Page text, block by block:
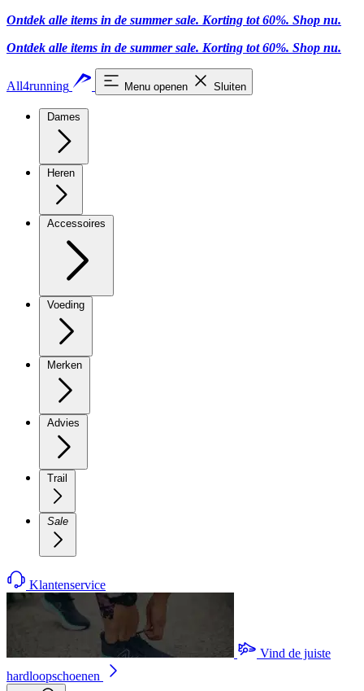
Ontdek alle items in de summer sale. Korting tot 60%. Shop nu.
Ontdek alle items in de summer sale. Korting tot 60%. Shop nu.
All4running Menu openen Sluiten
Dames
Heren
Accessoires
Voeding
Merken
Advies
Trail
Sale
Klantenservice
Vind de juiste
hardloopschoenen